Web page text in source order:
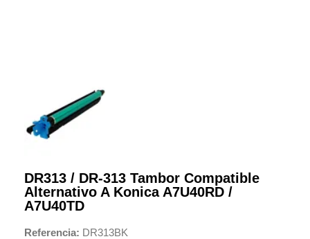
DR313 / DR-313 Tambor Compatible
Alternativo A Konica A7U40RD /
A7U40TD
Referencia DR313BK